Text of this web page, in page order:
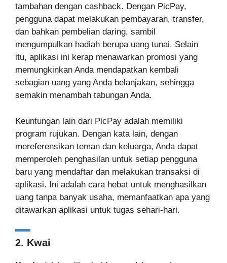
tambahan dengan cashback. Dengan PicPay,
pengguna dapat melakukan pembayaran, transfer,
dan bahkan pembelian daring, sambil
mengumpulkan hadiah berupa uang tunai. Selain
itu, aplikasi ini kerap menawarkan promosi yang
memungkinkan Anda mendapatkan kembali
sebagian uang yang Anda belanjakan, sehingga
semakin menambah tabungan Anda.
Keuntungan lain dari PicPay adalah memiliki
program rujukan. Dengan kata lain, dengan
mereferensikan teman dan keluarga, Anda dapat
memperoleh penghasilan untuk setiap pengguna
baru yang mendaftar dan melakukan transaksi di
aplikasi. Ini adalah cara hebat untuk menghasilkan
uang tanpa banyak usaha, memanfaatkan apa yang
ditawarkan aplikasi untuk tugas sehari-hari.
2. Kwai